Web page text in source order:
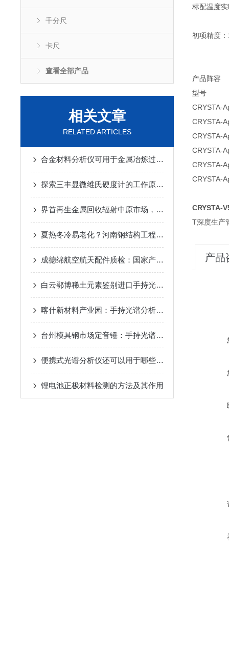
千分尺
卡尺
查看全部产品
相关文章
RELATED ARTICLES
合金材料分析仪可用于金属冶炼过程中的成分分析
探索三丰显微维氏硬度计的工作原理与应用领域
界首再生金属回收辐射中原市场，进口手持光谱仪如何助力有色金属精准分类？
夏热冬冷易老化？河南钢结构工程靠光谱仪筑牢基建硬实力
成德绵航空航天配件质检：国家产业集群质控，适配西南高空工况
白云鄂博稀土元素鉴别进口手持光谱仪在矿堆上给镧铈镨钕技术特点
喀什新材料产业园：手持光谱分析枪筛透碳基钻石料不让高值原料白白*卖
台州模具钢市场定音锤：手持光谱仪品牌千吨的废料与来料中精准判定价值？
便携式光谱分析仪还可以用于哪些科学领域？
锂电池正极材料检测的方法及其作用
标配温度
初项精度
产品阵容
型号 测
CRYSTA-
T深度生产
产品